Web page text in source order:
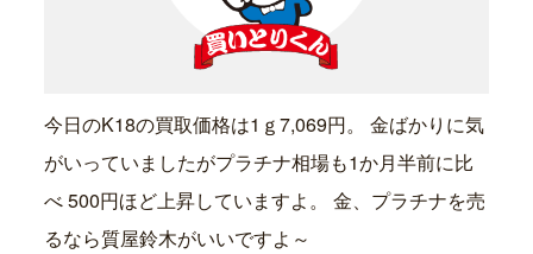
今日のK18の買取価格は1ｇ7,069円。 金ばかりに気
がいっていましたがプラチナ相場も1か月半前に比
べ 500円ほど上昇していますよ。 金、プラチナを売
るなら質屋鈴木がいいですよ～